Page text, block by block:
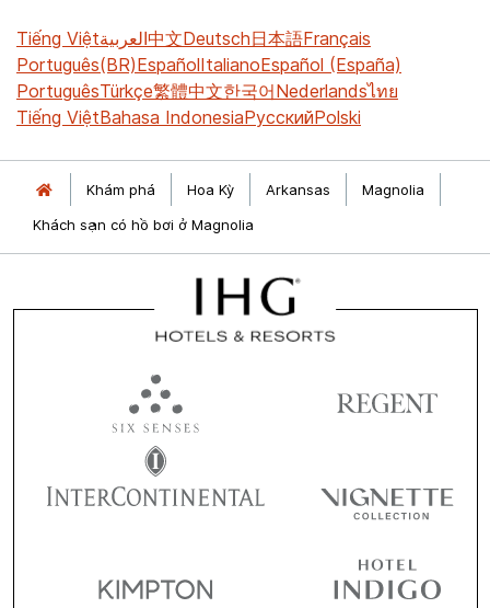
Tiếng Việtالعربية中文Deutsch日本語Français
Português(BR)EspañolItalianoEspañol (España)
PortuguêsTürkçe繁體中文한국어Nederlandsไทย
Tiếng ViệtBahasa IndonesiaРусскийPolski
Khám phá Hoa Kỳ Arkansas
Magnolia
Khách sạn có hồ bơi ở Magnolia